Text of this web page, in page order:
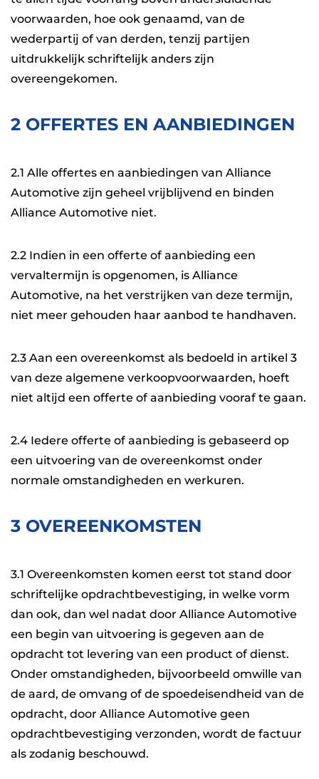
voorwaarden, hoe ook genaamd, van de
wederpartij of van derden, tenzij partijen
uitdrukkelijk schriftelijk anders zijn
overeengekomen.
2 OFFERTES EN AANBIEDINGEN
2.1 Alle offertes en aanbiedingen van Alliance
Automotive zijn geheel vrijblijvend en binden
Alliance Automotive niet.
2.2 Indien in een offerte of aanbieding een
vervaltermijn is opgenomen, is Alliance
Automotive, na het verstrijken van deze termijn,
niet meer gehouden haar aanbod te handhaven.
2.3 Aan een overeenkomst als bedoeld in artikel 3
van deze algemene verkoopvoorwaarden, hoeft
niet altijd een offerte of aanbieding vooraf te gaan.
2.4 Iedere offerte of aanbieding is gebaseerd op
een uitvoering van de overeenkomst onder
normale omstandigheden en werkuren.
3 OVEREENKOMSTEN
3.1 Overeenkomsten komen eerst tot stand door
schriftelijke opdrachtbevestiging, in welke vorm
dan ook, dan wel nadat door Alliance Automotive
een begin van uitvoering is gegeven aan de
opdracht tot levering van een product of dienst.
Onder omstandigheden, bijvoorbeeld omwille van
de aard, de omvang of de spoedeisendheid van de
opdracht, door Alliance Automotive geen
opdrachtbevestiging verzonden, wordt de factuur
als zodanig beschouwd.